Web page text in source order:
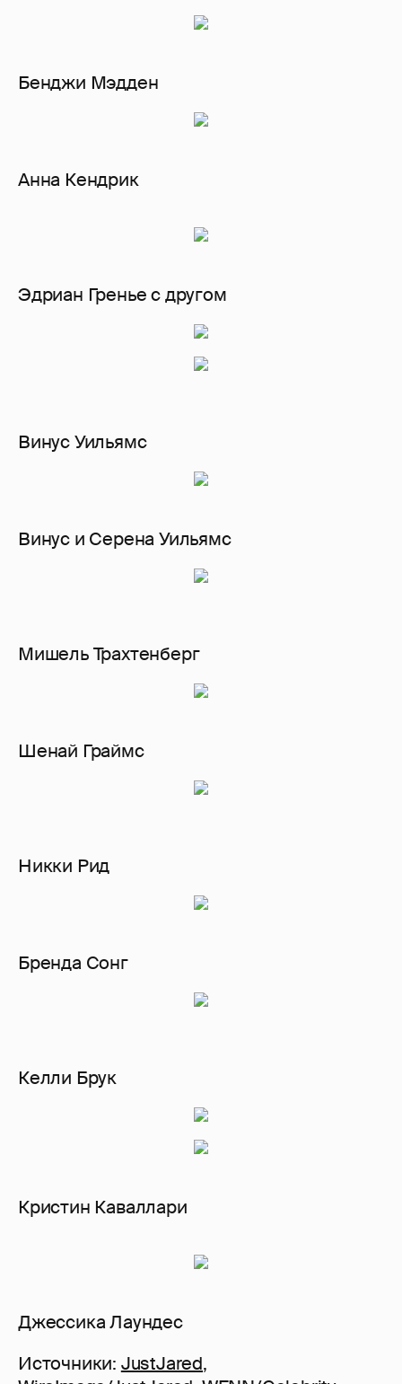
Бенджи Мэдден
Анна Кендрик
Эдриан Гренье с другом
Винус Уильямс
Винус и Серена Уильямс
Мишель Трахтенберг
Шенай Граймс
Никки Рид
Бренда Сонг
Келли Брук
Кристин Каваллари
Джессика Лаундес
Источники: JustJared,